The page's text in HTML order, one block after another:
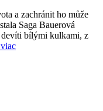
a zachránit ho může
Saga Bauerová
bílými kulkami, z